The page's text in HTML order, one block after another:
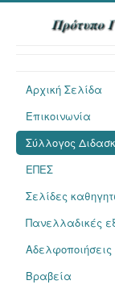
Αρχική Σελίδα
Επικοινωνία
Σύλλογος
ΕΠΕΣ
Σελίδες
Πανελλαδικές
Αδελφοποιήσεις
Βραβεία